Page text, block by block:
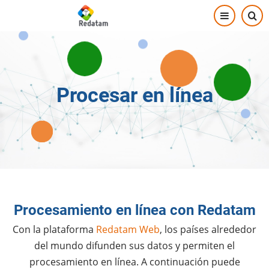
main
Procesar en línea
Procesamiento en línea con Redatam
Con la plataforma Redatam Web, los países alrededor
del mundo difunden sus datos y permiten el
procesamiento en línea. A continuación puede